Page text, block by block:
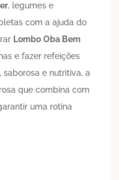
, legumes e
com a ajuda do
Lombo Oba Bem
e fazer refeições
e nutritiva, a
que combina com
uma rotina